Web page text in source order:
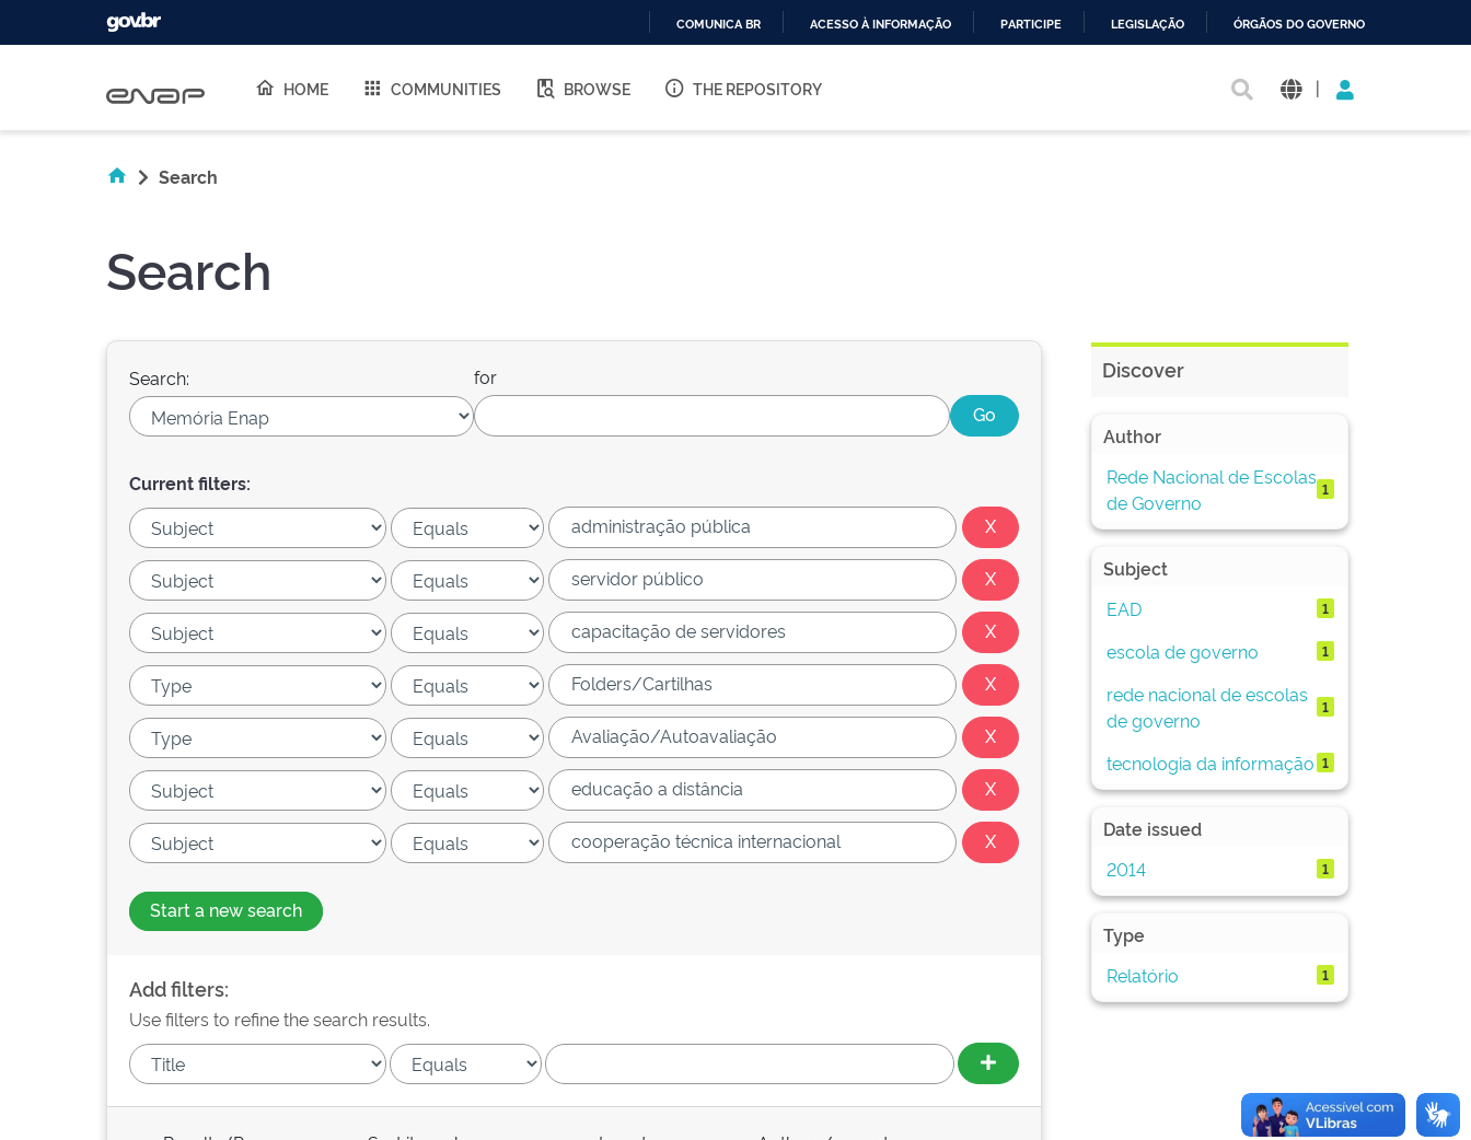
O
COMUNICA BR ACESSO À INFORMAÇÃO PARTICIPE LEGISLAÇÃO ÓRGÃOS DO GOVERNO
HOME COMMUNITIES BROWSE THE REPOSITORY |
Search
Search
Search: for
Current filters:
Start a new search
Add filters:
Use filters to refine the search results.
Discover
Author
Rede Nacional de Escolas
de Governo
1
Subject
EAD
1
escola de governo 1
rede nacional de escolas
de governo
1
tecnologia da informação 1
Date issued
2014
1
Type
Relatório
1